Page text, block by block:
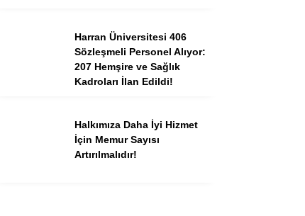
Harran Üniversitesi 406
Sözleşmeli Personel Alıyor:
207 Hemşire ve Sağlık
Kadroları İlan Edildi!
Halkımıza Daha İyi Hizmet
İçin Memur Sayısı
Artırılmalıdır!